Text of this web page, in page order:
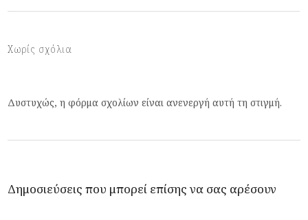
Χωρίς σχόλια
Δυστυχώς, η φόρμα σχολίων είναι ανενεργή αυτή τη στιγμή.
Δημοσιεύσεις που μπορεί επίσης να σας αρέσουν